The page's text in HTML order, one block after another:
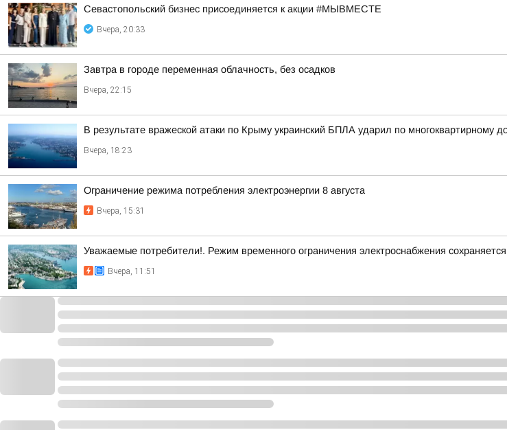
Севастопольский бизнес присоединяется к акции #МЫВМЕСТЕ
Вчера, 20:33
Завтра в городе переменная облачность, без осадков
Вчера, 22:15
В результате вражеской атаки по Крыму украинский БПЛА ударил по многоквартирному
Вчера, 18:23
Ограничение режима потребления электроэнергии 8 августа
Вчера, 15:31
Уважаемые потребители!. Режим временного ограничения электроснабжения сохраняется
Вчера, 11:51